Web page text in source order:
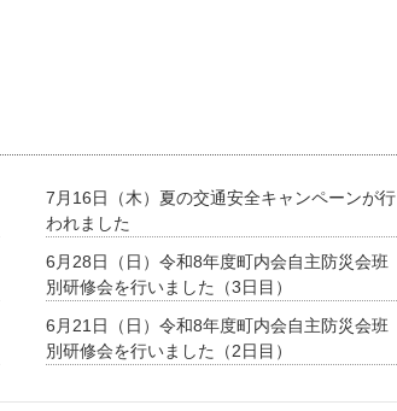
7月16日（木）夏の交通安全キャンペーンが行
われました
6月28日（日）令和8年度町内会自主防災会班
別研修会を行いました（3日目）
6月21日（日）令和8年度町内会自主防災会班
別研修会を行いました（2日目）